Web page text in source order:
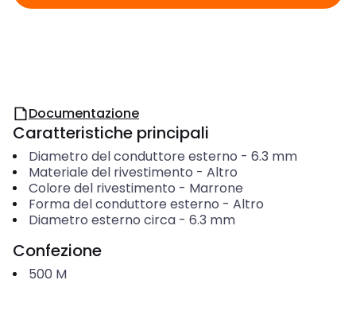
Documentazione
Caratteristiche principali
Diametro del conduttore esterno - 6.3 mm
Materiale del rivestimento - Altro
Colore del rivestimento - Marrone
Forma del conduttore esterno - Altro
Diametro esterno circa- 6.3 mm
Confezione
500 M